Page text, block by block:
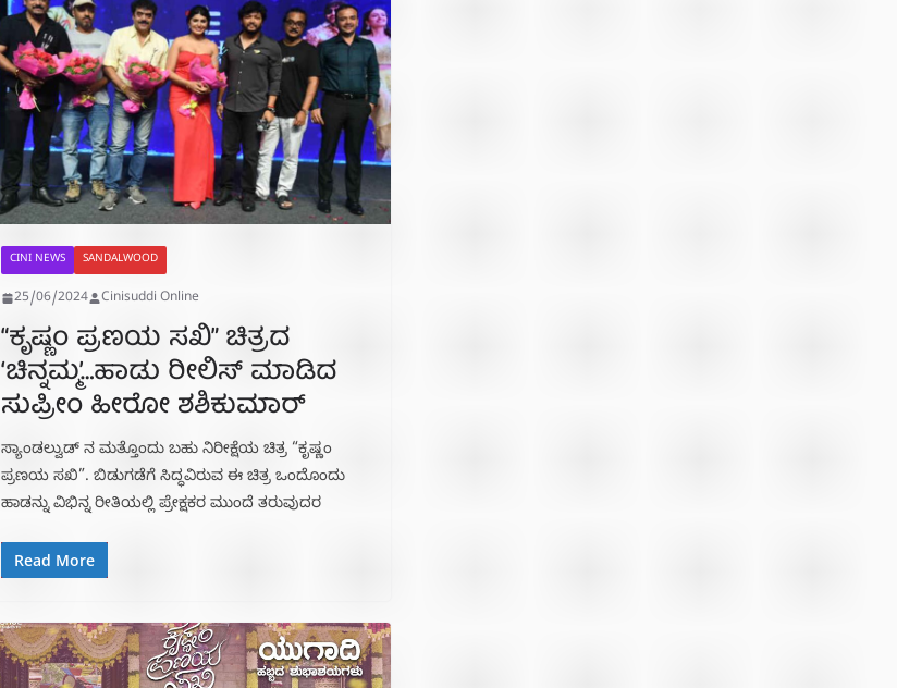
CINI NEWS SANDALWOOD
25/06/2024 Cinisuddi Online
“ಕೃಷ್ಣಂ ಪ್ರಣಯ ಸಖಿ” ಚಿತ್ರದ
‘ಚಿನ್ನಮ್ಮ’…ಹಾಡು ರೀಲಿಸ್ ಮಾಡಿದ
ಸುಪ್ರೀಂ ಹೀರೋ ಶಶಿಕುಮಾರ್
ಸ್ಯಾಂಡಲ್ವುಡ್ ನ ಮತ್ತೊಂದು ಬಹು ನಿರೀಕ್ಷೆಯ ಚಿತ್ರ “ಕೃಷ್ಣಂ
ಪ್ರಣಯ ಸಖಿ”. ಬಿಡುಗಡೆಗೆ ಸಿದ್ಧವಿರುವ ಈ ಚಿತ್ರ ಒಂದೊಂದು
ಹಾಡನ್ನು ವಿಭಿನ್ನ ರೀತಿಯಲ್ಲಿ ಪ್ರೇಕ್ಷಕರ ಮುಂದೆ ತರುವುದರ
Read More